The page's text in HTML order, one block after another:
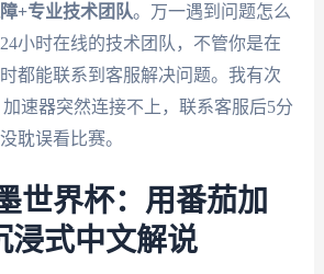
+专业技术团队。万一遇到问题怎么
小时在线的技术团队，不管你是在
都能联系到客服解决问题。我有次
速器突然连接不上，联系客服后5分
耽误看比赛。
世界杯：用番茄加
浸式中文解说